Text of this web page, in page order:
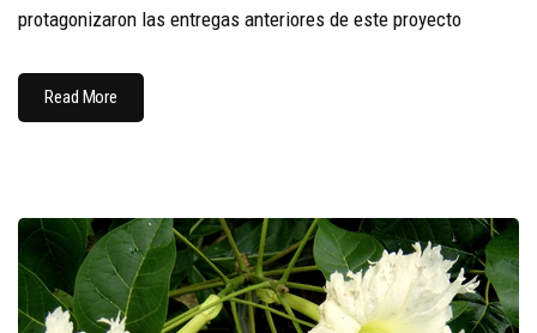
protagonizaron las entregas anteriores de este proyecto
Read More